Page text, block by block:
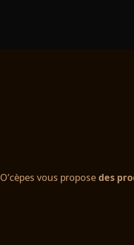
O’cèpes vous propose des